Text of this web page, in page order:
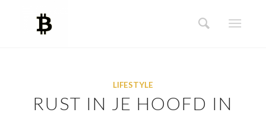
LIFESTYLE
RUST IN JE HOOFD IN